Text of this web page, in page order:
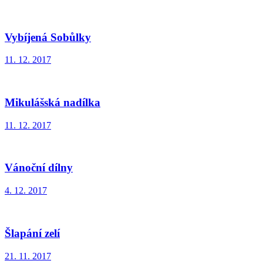
Vybíjená Sobůlky
11. 12. 2017
Mikulášská nadílka
11. 12. 2017
Vánoční dílny
4. 12. 2017
Šlapání zelí
21. 11. 2017